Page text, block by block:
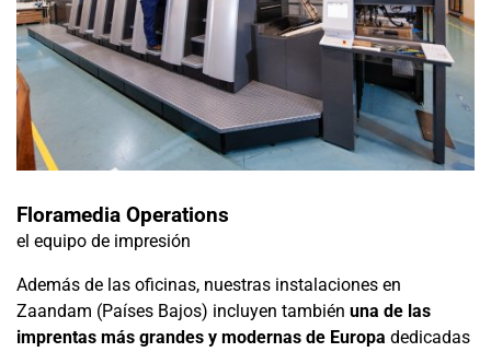
Floramedia Operations
el equipo de impresión
Además de las oficinas, nuestras instalaciones en
Zaandam (Países Bajos) incluyen también una de las
imprentas más grandes y modernas de Europa dedicadas